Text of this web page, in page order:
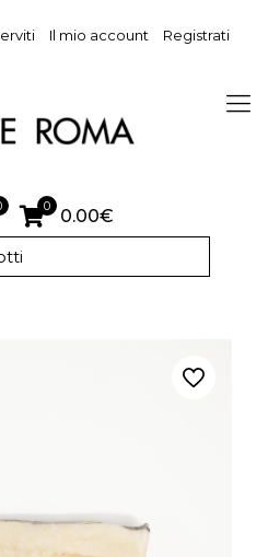
Il mio account Registrati
0 0.00€